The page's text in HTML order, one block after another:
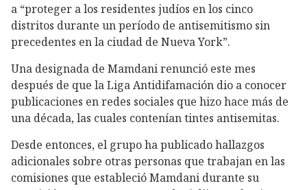
a “proteger a los residentes judíos en los cinco
distritos durante un período de antisemitismo sin
precedentes en la ciudad de Nueva York”.
Una designada de Mamdani renunció este mes
después de que la Liga Antidifamación dio a conocer
publicaciones en redes sociales que hizo hace más de
una década, las cuales contenían tintes antisemitas.
Desde entonces, el grupo ha publicado hallazgos
adicionales sobre otras personas que trabajan en las
comisiones que estableció Mamdani durante su